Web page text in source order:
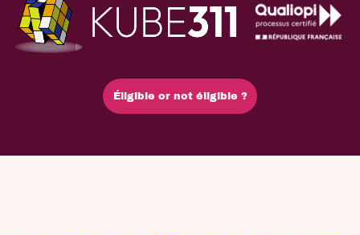
Éligible or not éligible ?